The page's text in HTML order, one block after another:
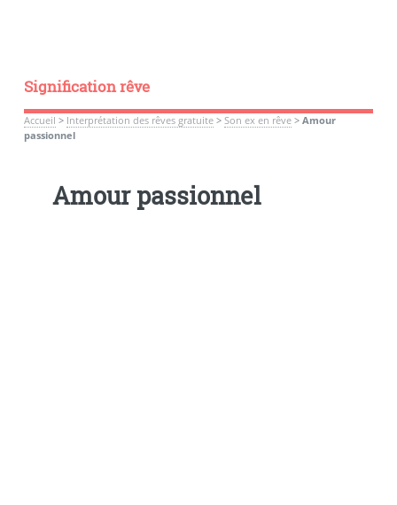
Signification rêve
Accueil > Interprétation des rêves gratuite> Son ex en rêve> Amour
passionnel
Amour passionnel